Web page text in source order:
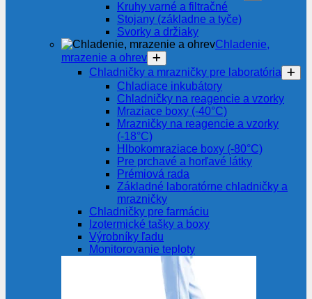
Kruhy varné a filtračné
Stojany (základne a tyče)
Svorky a držiaky
Chladenie,
mrazenie a ohrev
Chladničky a mrazničky pre laboratória
Chladiace inkubátory
Chladničky na reagencie a vzorky
Mraziace boxy (-40°C)
Mrazničky na reagencie a vzorky
(-18°C)
Hlbokomraziace boxy (-80°C)
Pre prchavé a horľavé látky
Prémiová rada
Základné laboratórne chladničky a
mrazničky
Chladničky pre farmáciu
Izotermické tašky a boxy
Výrobníky ľadu
Monitorovanie teploty